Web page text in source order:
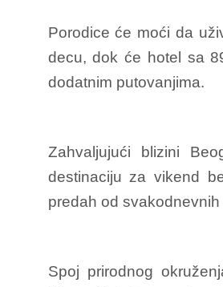
Porodice će moći da
decu, dok će hotel sa
dodatnim putovanjima.
Zahvaljujući blizini
destinaciju za vikend
predah od
Spoj prirodnog